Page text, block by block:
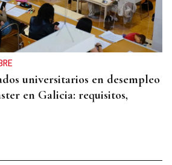
universitarios en desempleo
en Galicia: requisitos,